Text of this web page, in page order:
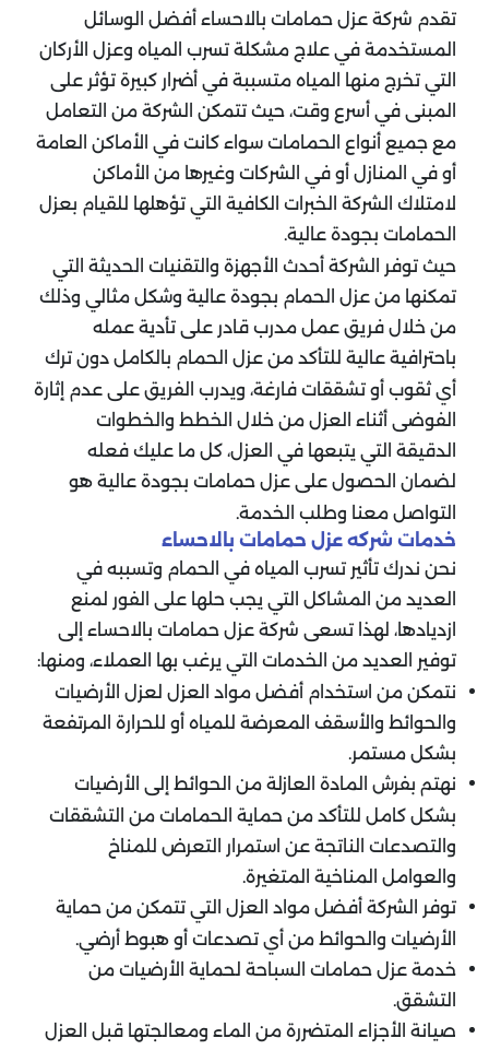
تقدم شركة عزل حمامات بالاحساء أفضل الوسائل
المستخدمة في علاج مشكلة تسرب المياه وعزل الأركان
التي تخرج منها المياه متسببة في أضرار كبيرة تؤثر على
المبنى في أسرع وقت، حيث تتمكن الشركة من التعامل
مع جميع أنواع الحمامات سواء كانت في الأماكن العامة
أو في المنازل أو في الشركات وغيرها من الأماكن
لامتلاك الشركة الخبرات الكافية التي تؤهلها للقيام بعزل
الحمامات بجودة عالية.
حيث توفر الشركة أحدث الأجهزة والتقنيات الحديثة التي
تمكنها من عزل الحمام بجودة عالية وشكل مثالي وذلك
من خلال فريق عمل مدرب قادر على تأدية عمله
باحترافية عالية للتأكد من عزل الحمام بالكامل دون ترك
أي ثقوب أو تشققات فارغة، ويدرب الفريق على عدم إثارة
الفوضى أثناء العزل من خلال الخطط والخطوات
الدقيقة التي يتبعها في العزل، كل ما عليك فعله
لضمان الحصول على عزل حمامات بجودة عالية هو
التواصل معنا وطلب الخدمة.
خدمات شركه عزل حمامات بالاحساء
نحن ندرك تأثير تسرب المياه في الحمام وتسببه في
العديد من المشاكل التي يجب حلها على الفور لمنع
ازديادها، لهذا تسعى شركة عزل حمامات بالاحساء إلى
توفير العديد من الخدمات التي يرغب بها العملاء، ومنها:
نتمكن من استخدام أفضل مواد العزل لعزل الأرضيات
والحوائط والأسقف المعرضة للمياه أو للحرارة المرتفعة
بشكل مستمر.
نهتم بفرش المادة العازلة من الحوائط إلى الأرضيات
بشكل كامل للتأكد من حماية الحمامات من التشققات
والتصدعات الناتجة عن استمرار التعرض للمناخ
والعوامل المناخية المتغيرة.
توفر الشركة أفضل مواد العزل التي تتمكن من حماية
الأرضيات والحوائط من أي تصدعات أو هبوط أرضي.
خدمة عزل حمامات السباحة لحماية الأرضيات من
التشقق.
صيانة الأجزاء المتضررة من الماء ومعالجتها قبل العزل